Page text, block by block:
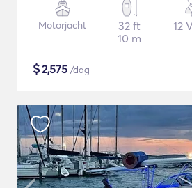
Motorjacht
32 ft
10 m
12
$2,575 /dag